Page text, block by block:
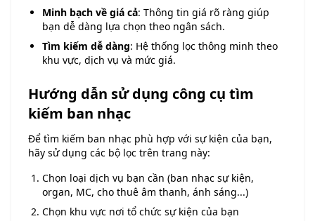
Minh bạch về giá cả: Thông tin giá rõ ràng giúp
bạn dễ dàng lựa chọn theo ngân sách.
Tìm kiếm dễ dàng: Hệ thống lọc thông minh theo
khu vực, dịch vụ và mức giá.
Hướng dẫn sử dụng công cụ tìm
kiếm ban nhạc
Để tìm kiếm ban nhạc phù hợp với sự kiện của bạn,
hãy sử dụng các bộ lọc trên trang này:
Chọn loại dịch vụ bạn cần (ban nhạc sự kiện,
organ, MC, cho thuê âm thanh, ánh sáng...)
Chọn khu vực nơi tổ chức sự kiện của bạn